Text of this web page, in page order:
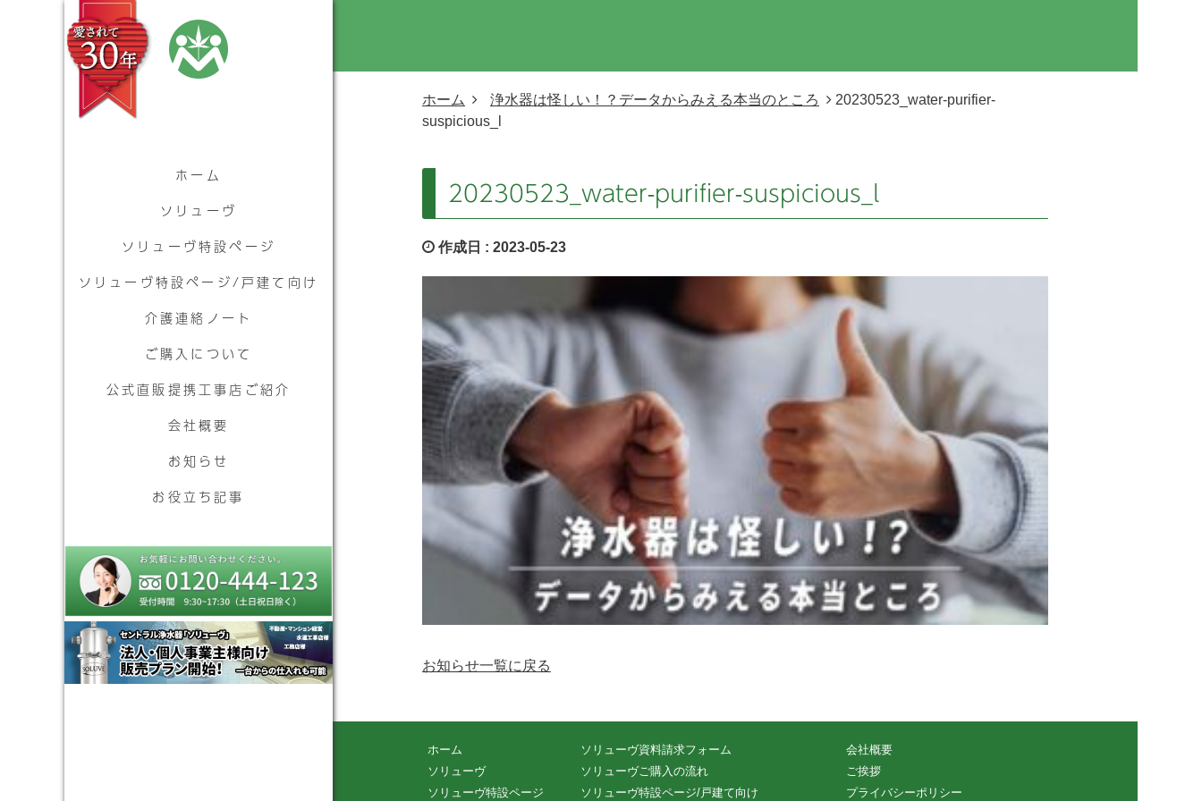
ホーム
ソリューヴ
ソリューヴ特設ページ
ソリューヴ特設ページ/戸建て向け
介護連絡ノート
ご購入について
公式直販提携工事店ご紹介
会社概要
お知らせ
お役立ち記事
ホーム 浄水器は怪しい！？データからみえる本当のところ
20230523_water-purifier-
suspicious_l
20230523_water-purifier-suspicious_l
作成日 : 2023-05-23
お知らせ一覧に戻る
ホーム
ソリューヴ
ソリューヴ特設ページ
ソリューヴ資料請求フォーム
ソリューヴご購入の流れ
ソリューヴ特設ページ/戸建て向け
会社概要
ご挨拶
プライバシーポリシー